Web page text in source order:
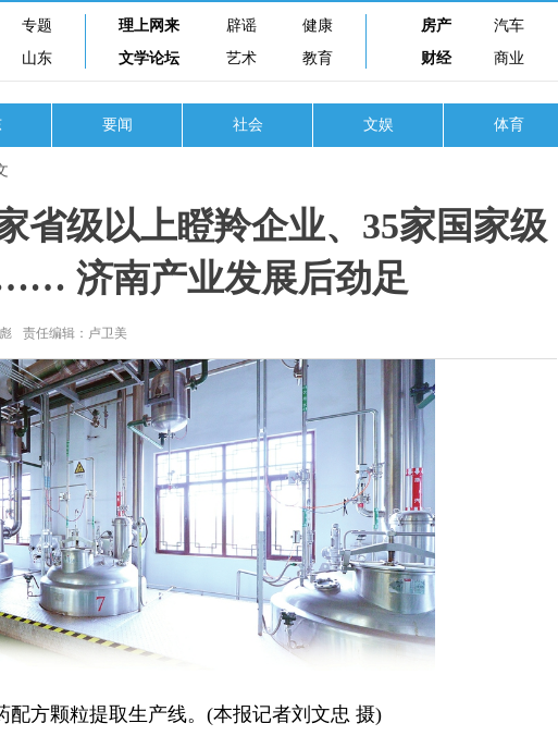
专题
山东
理上网来 辟谣
健康
文学论坛
艺术 教育
房产 汽车
财经
商业
要闻 社会 文娱 体育
省级以上瞪羚企业、35家国家级
济南产业发展后劲足
责任编辑：卢卫美
方颗粒提取生产线。(本报记者刘文忠 摄)